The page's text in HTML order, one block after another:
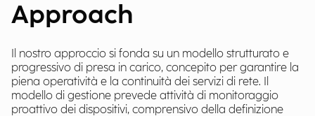
Approach
Il nostro approccio si fonda su un modello strutturato e
progressivo di presa in carico, concepito per garantire la
piena operatività e la continuità dei servizi di rete. Il
modello di gestione prevede attività di monitoraggio
proattivo dei dispositivi, comprensivo della definizione